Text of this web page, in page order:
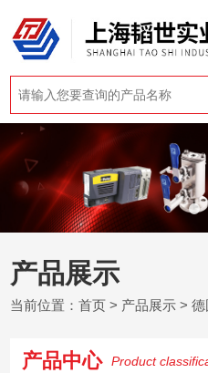
产品展示
当前位置：首页 > 产品展示 >德
产品中心 Product